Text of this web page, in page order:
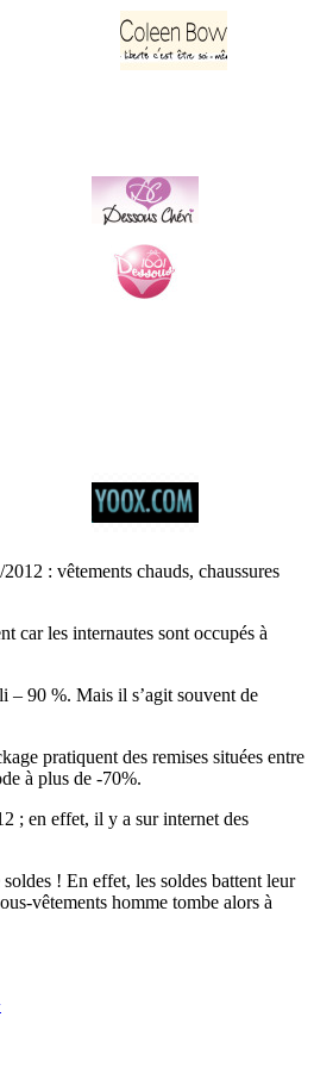
: vêtements chauds, chaussures
car les internautes sont occupés à
– 90 %. Mais il s’agit souvent de
pratiquent des remises situées entre
à plus de -70%.
; en effet, il y a sur internet des
! En effet, les soldes battent leur
vêtements homme tombe alors à